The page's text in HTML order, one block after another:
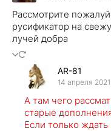
Рассмотрите
русификатор на
лучей добра
AR-81
14 апреля
А там чего
старые
Если только